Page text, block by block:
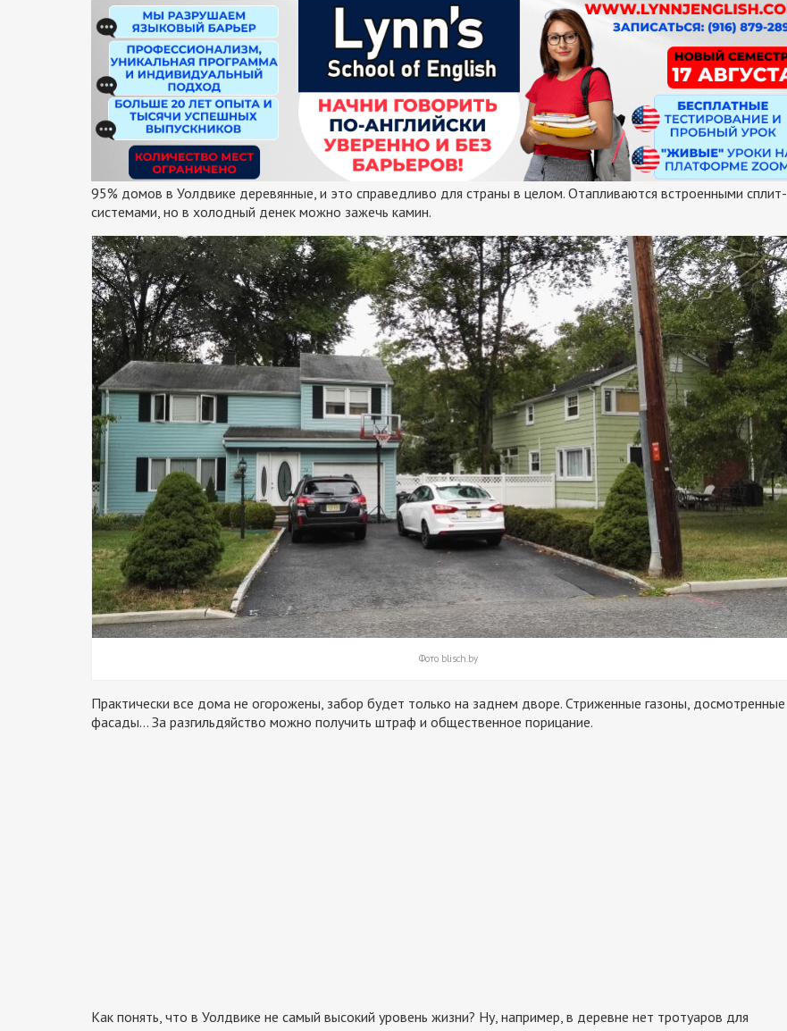
95% домов в Уолдвике деревянные, и это справедливо для страны в целом. Отапливаются встроенными сплит-
системами, но в холодный денек можно зажечь камин.
Фото blisch.by
Практически все дома не огорожены, забор будет только на заднем дворе. Стриженные газоны, досмотренные
фасады… За разгильдяйство можно получить штраф и общественное порицание.
Как понять, что в Уолдвике не самый высокий уровень жизни? Ну, например, в деревне нет тротуаров для